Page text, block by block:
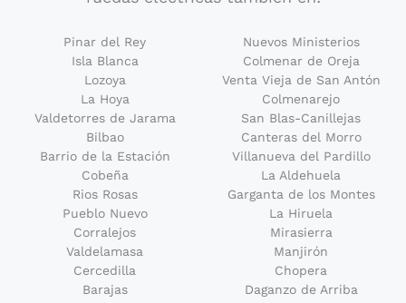
Pinar del Rey
Nuevos Ministerios
Isla Blanca
Colmenar de Oreja
Lozoya
Venta Vieja de San Antón
La Hoya
Colmenarejo
Valdetorres de Jarama
San Blas-Canillejas
Bilbao
Canteras del Morro
Barrio de la Estación
Villanueva del Pardillo
Cobeña
La Aldehuela
Rios Rosas
Garganta de los Montes
Pueblo Nuevo
La Hiruela
Corralejos
Mirasierra
Valdelamasa
Manjirón
Cercedilla
Chopera
Barajas
Daganzo de Arriba